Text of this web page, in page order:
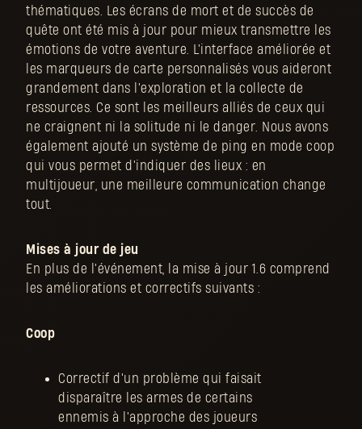
thématiques. Les écrans de mort et de succès de
quête ont été mis à jour pour mieux transmettre les
émotions de votre aventure. L'interface améliorée et
les marqueurs de carte personnalisés vous aideront
grandement dans l'exploration et la collecte de
ressources. Ce sont les meilleurs alliés de ceux qui
ne craignent ni la solitude ni le danger. Nous avons
également ajouté un système de ping en mode coop
qui vous permet d'indiquer des lieux : en
multijoueur, une meilleure communication change
tout.
Mises à jour de jeu
En plus de l'événement, la mise à jour 1.6 comprend
les améliorations et correctifs suivants :
Coop
Correctif d'un problème qui faisait
disparaître les armes de certains
ennemis à l'approche des joueurs